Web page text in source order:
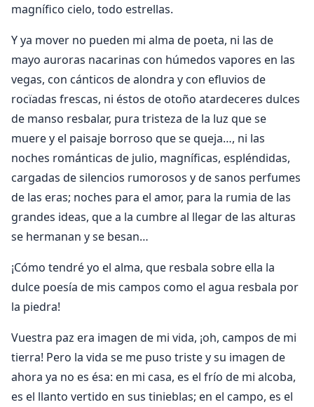
magnífico cielo, todo estrellas.
Y ya mover no pueden mi alma de poeta, ni las de
mayo auroras nacarinas con húmedos vapores en las
vegas, con cánticos de alondra y con efluvios de
rocïadas frescas, ni éstos de otoño atardeceres dulces
de manso resbalar, pura tristeza de la luz que se
muere y el paisaje borroso que se queja…, ni las
noches románticas de julio, magníficas, espléndidas,
cargadas de silencios rumorosos y de sanos perfumes
de las eras; noches para el amor, para la rumia de las
grandes ideas, que a la cumbre al llegar de las alturas
se hermanan y se besan…
¡Cómo tendré yo el alma, que resbala sobre ella la
dulce poesía de mis campos como el agua resbala por
la piedra!
Vuestra paz era imagen de mi vida, ¡oh, campos de mi
tierra! Pero la vida se me puso triste y su imagen de
ahora ya no es ésa: en mi casa, es el frío de mi alcoba,
es el llanto vertido en sus tinieblas; en el campo, es el